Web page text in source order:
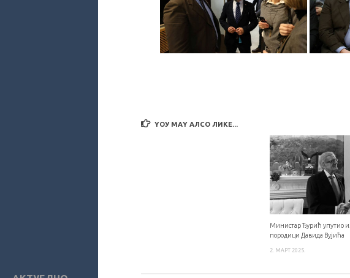
YОУ МАY АЛСО ЛИКЕ...
Министар Ђурић упутио
породици Давида Вујића
2. МАРТ 2025.